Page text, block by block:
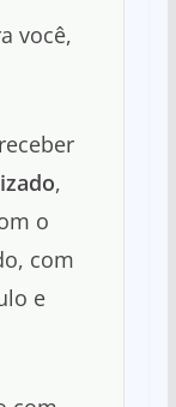
você,
,
o
com
e